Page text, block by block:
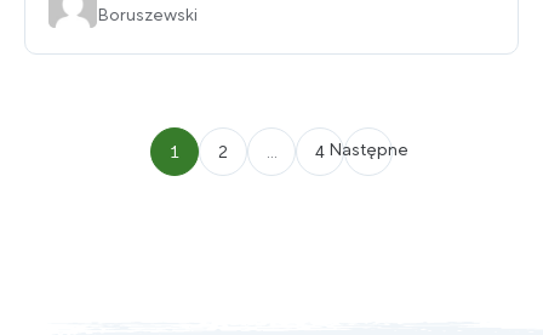
Boruszewski
1 2 … 4 Następne